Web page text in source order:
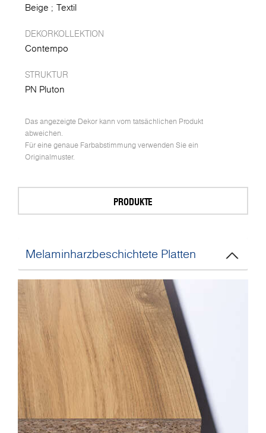
Beige Textil
DEKORKOLLEKTION
Contempo
STRUKTUR
PN Pluton
Das angezeigte Dekor kann vom tatsächlichen Produkt
abweichen.
Für eine genaue Farbabstimmung verwenden Sie ein
Originalmuster.
PRODUKTE
Melaminharzbeschichtete Platten